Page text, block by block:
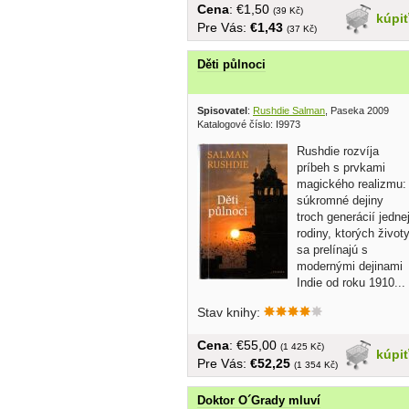
kúpiť
Cena: €1,50 (39 Kč)
Pre Vás: €1,43 (37 Kč)
Děti půlnoci
Spisovatel : Rushdie Salman , Paseka 2009
Katalogové číslo: I9973
Rushdie rozvíja
príbeh s prvkami
magického realizmu:
súkromné dejiny
troch generácií jednej
rodiny, ktorých životy
sa prelínajú s
modernými dejinami
Indie od roku 1910...
Stav knihy:
kúpiť
Cena: €55,00 (1 425 Kč)
Pre Vás: €52,25 (1 354 Kč)
Doktor O´Grady mluví